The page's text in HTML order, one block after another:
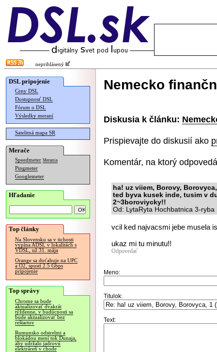
neprihlásený
DSL pripojenie
Ceny DSL
Dostupnosť DSL
Fórum o DSL
Výsledky meraní
Satelitná mapa SR
Merače
Speedmeter Merania
Pingmeter
Googlemeter
Hľadanie
Top články
Na Slovensku sa v tichosti
vypína ADSL v lokalitách s
VDSL, už 31. mája
Orange sa doťahuje na UPC
a O2, spustí 2.5 Gbps
pripojenie
Top správy
Chrome sa bude
aktualizovať dvakrát
týždenne, v budúcnosti sa
bude aktualizovať bez
reštartov
Rumunsko odstrelmi a
blokádou mení tok Dunaja,
aby udržalo jadrovú
elektráreň v chode
Nemecko
Diskusia k článku:
Prispievajte do diskusií ako
Komentár, na ktorý
ha! uz viiem, Borovy,
ted byva kusek inde, tusim v
2~3boroviycky!!
Od: LytaRyta Hochbatnica 3-
vcil ked najvacsmi jebe musela
ukaz mi tu minutu!!
Odpovedať
Meno:
Titulok:
Text: